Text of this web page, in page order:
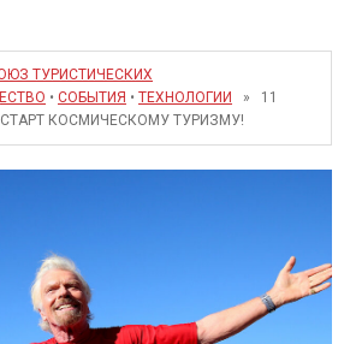
ТУРИСТИЧЕСКИХ
• СОБЫТИЯ • ТЕХНОЛОГИИ
» 11
КОСМИЧЕСКОМУ ТУРИЗМУ!